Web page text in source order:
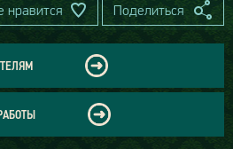
нравится Поделиться